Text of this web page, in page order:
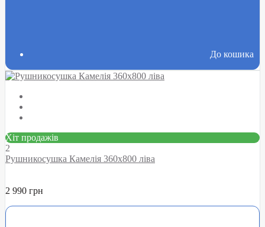
До кошика
Хіт продажів
2
Рушникосушка Камелія 360х800 ліва
2 990 грн